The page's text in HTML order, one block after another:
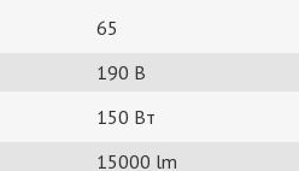
65
190 В
150 Bт
15000 lm